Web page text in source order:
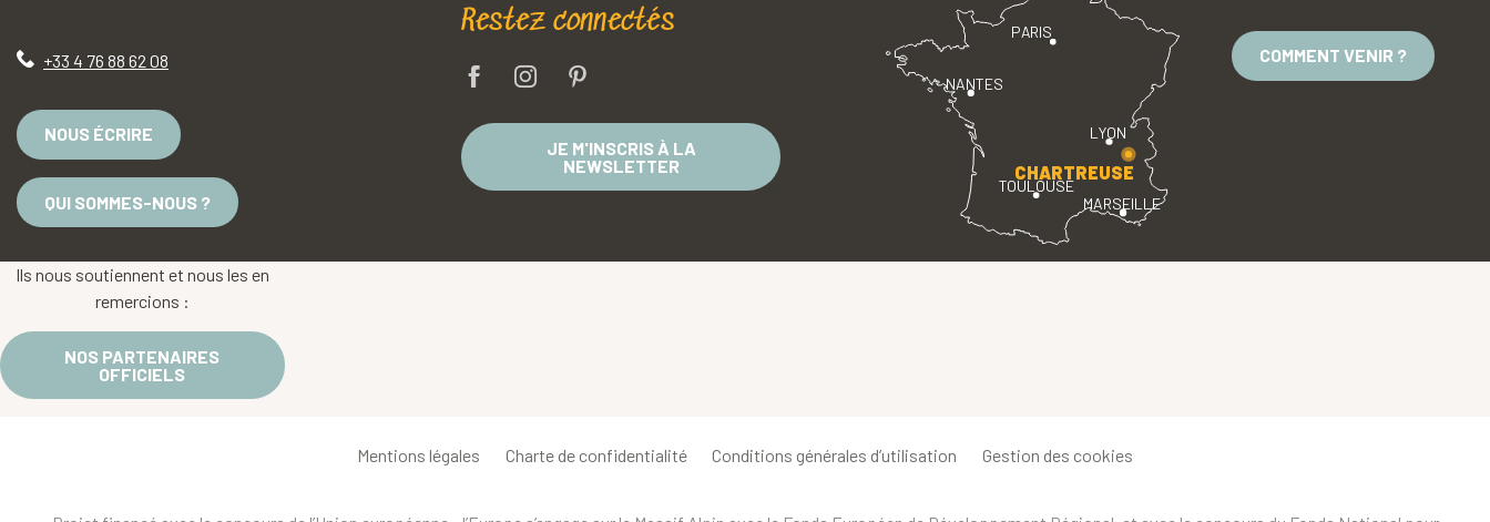
+33 4 76 88 62 08
NOUS ÉCRIRE
QUI SOMMES-NOUS ?
Restez connectés
JE M'INSCRIS À LA
NEWSLETTER
PARIS
LYON
TOULOUSE
MARSEILLE
NANTES
CHARTREUSE
COMMENT VENIR ?
Ils nous soutiennent et nous les en
remercions :
NOS PARTENAIRES
OFFICIELS
Mentions légales Charte de confidentialité Conditions générales d’utilisation Gestion des cookies